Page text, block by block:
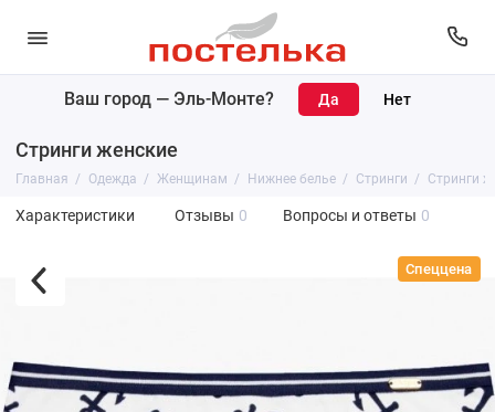
Ваш город — Эль-Монте?
Стринги женские
Главная Одежда Женщинам Нижнее белье Стринги Стринги
Характеристики Отзывы 0 Вопросы и ответы 0
Спеццена